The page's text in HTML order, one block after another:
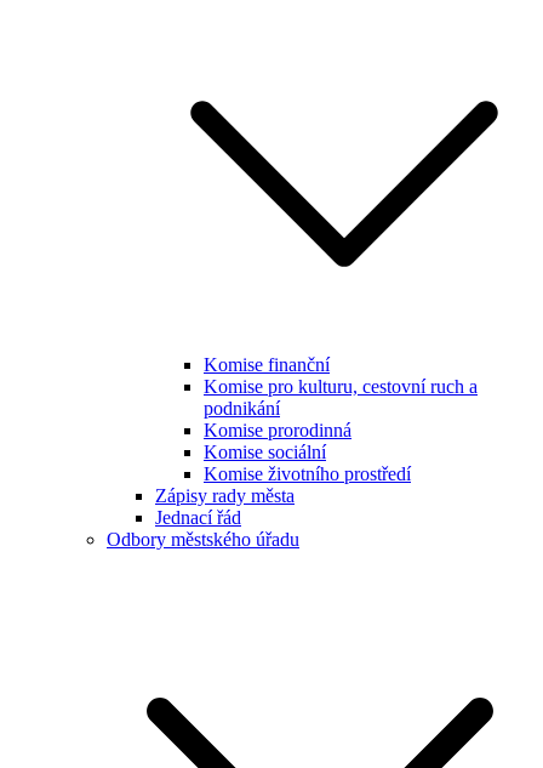
Komise finanční
Komise pro kulturu, cestovní ruch a
podnikání
Komise prorodinná
Komise sociální
Komise životního prostředí
Zápisy rady města
Jednací řád
Odbory městského úřadu